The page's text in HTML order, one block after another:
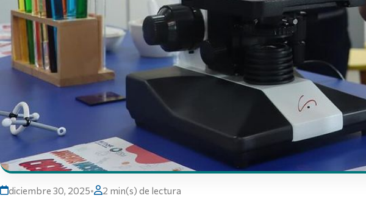
diciembre 30, 2025• 2 min(s) de lectura